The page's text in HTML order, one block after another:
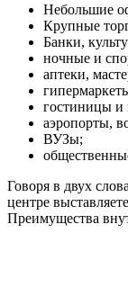
Небольшие
Крупные
Банки,
ночные и
аптеки,
гостиницы и
аэропорты,
ВУЗы;
Говоря в двух
центре
Преимущества